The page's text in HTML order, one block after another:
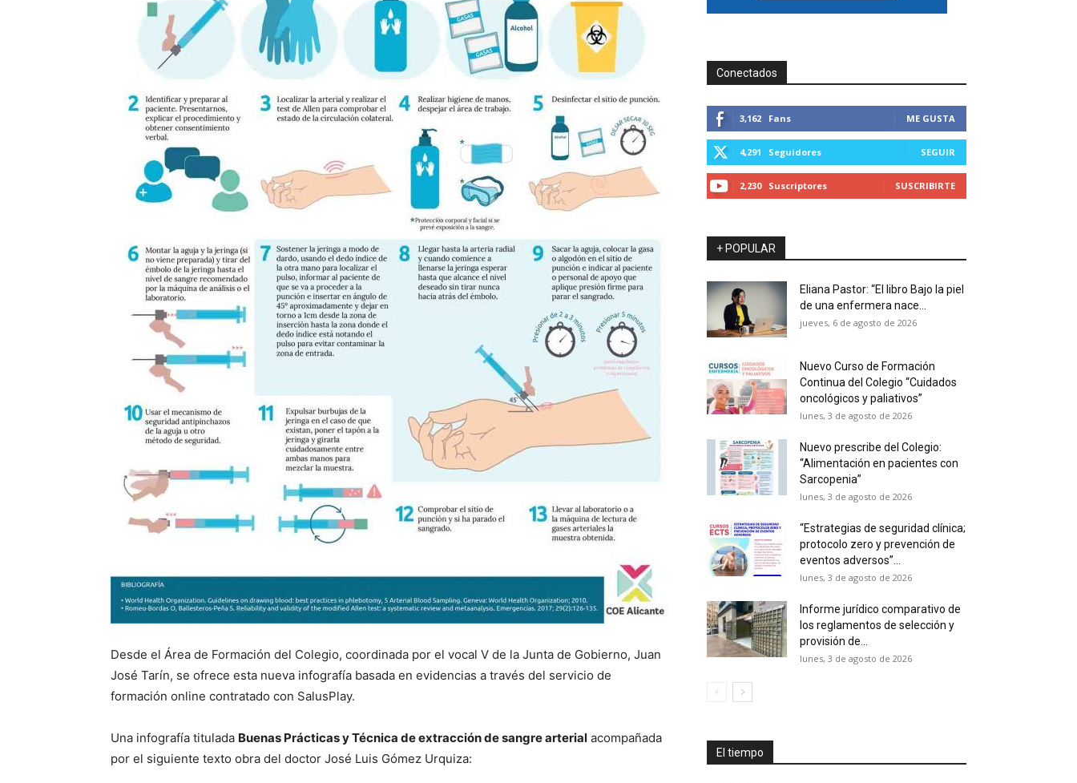
Desde el Área de Formación del Colegio, coordinada por el vocal V de la Junta de Gobierno, Juan
José Tarín, se ofrece esta nueva infografía basada en evidencias a través del servicio de
formación online contratado con SalusPlay.
Una infografía titulada Buenas Prácticas y Técnica de extracción de sangre arterial acompañada
por el siguiente texto obra del doctor José Luis Gómez Urquiza:
Conectados
3,162 Fans ME GUSTA
4,291 Seguidores SEGUIR
2,230 Suscriptores SUSCRIBIRTE
+ POPULAR
Eliana Pastor: “El libro Bajo la piel
de una enfermera nace...
jueves, 6 de agosto de 2026
Nuevo Curso de Formación
Continua del Colegio “Cuidados
oncológicos y paliativos”
lunes, 3 de agosto de 2026
Nuevo prescribe del Colegio:
“Alimentación en pacientes con
Sarcopenia”
lunes, 3 de agosto de 2026
“Estrategias de seguridad clínica;
protocolo zero y prevención de
eventos adversos”...
lunes, 3 de agosto de 2026
Informe jurídico comparativo de
los reglamentos de selección y
provisión de...
lunes, 3 de agosto de 2026
El tiempo